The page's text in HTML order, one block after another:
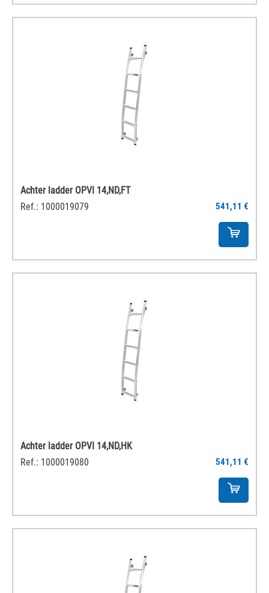
Achter ladder OPVI 14,ND,FT
Ref.: 1000019079
541,11 €
Achter ladder OPVI 14,ND,HK
Ref.: 1000019080
541,11 €